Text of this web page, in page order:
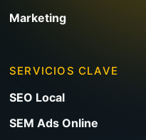
Marketing
SERVICIOS CLAVE
SEO Local
SEM Ads Online